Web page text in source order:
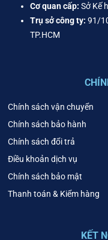
Cơ quan cấp: Sở Kế
Trụ sở công ty: 91/
TP.HCM
Chính sách vận chuyển
Chính sách bảo hành
Chính sách đổi trả
Điều khoản dịch vụ
Chính sách bảo mật
Thanh toán & Kiểm hàng
KẾT